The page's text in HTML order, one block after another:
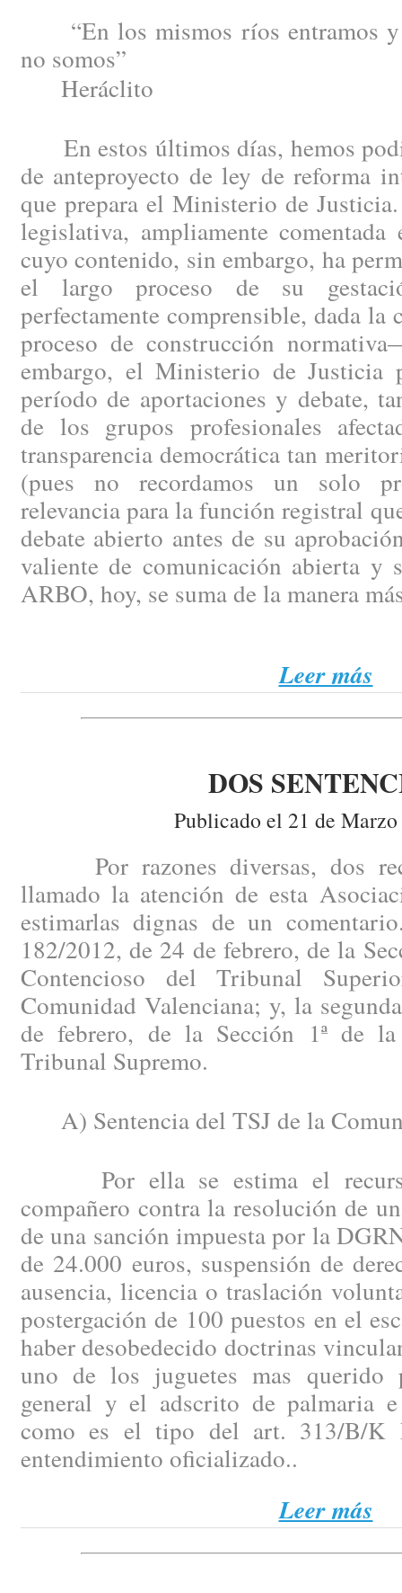
“En los mismos ríos entramos y
no somos”
Heráclito
En estos últimos días, hemos
de anteproyecto de ley de reforma
que prepara el Ministerio de
legislativa, ampliamente
cuyo contenido, sin embargo, ha
el largo proceso de su
perfectamente comprensible, dada
proceso de construcción
embargo, el Ministerio de Justicia
período de aportaciones y debate,
de los grupos profesionales
transparencia democrática tan
(pues no recordamos un solo
relevancia para la función registral
debate abierto antes de su
valiente de comunicación abierta y
ARBO, hoy, se suma de la manera
Leer más
DOS
Publicado el 21 de
Por razones diversas, dos
llamado la atención de esta
estimarlas dignas de un
182/2012, de 24 de febrero, de la
Contencioso del Tribunal
Comunidad Valenciana; y, la
de febrero, de la Sección 1ª de
Tribunal Supremo.
A) Sentencia del TSJ de la
Por ella se estima el
compañero contra la resolución de
de una sanción impuesta por la
de 24.000 euros, suspensión de
ausencia, licencia o traslación
postergación de 100 puestos en el
haber desobedecido doctrinas
uno de los juguetes mas querido
general y el adscrito de palmaria
como es el tipo del art. 313/B/K
entendimiento oficializado..
Leer más